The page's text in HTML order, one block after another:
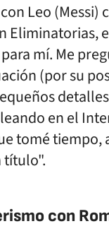
Leo (Messi)
Eliminatorias,
mí. Me
(por su
en el
tomé tiempo,
título".
con